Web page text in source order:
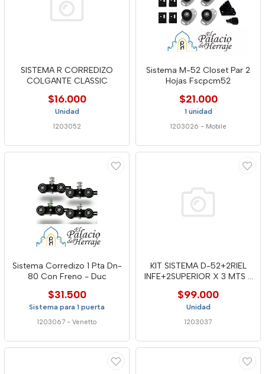
SISTEMA R CORREDIZO
COLGANTE CLASSIC
$16.000
Unidad
1203052
Sistema M-52 Closet Par 2
Hojas Fscpcm52
$21.000
1 unidad
1203026 - Mobile
Sistema Corredizo 1 Pta Dn-
80 Con Freno - Duc
$31.500
Sistema para 1 puerta
1203067 - Venetto
KIT SISTEMA D-52+2RIEL
INFE+2SUPERIOR X 3 MTS -
$99.000
Unidad
1203037